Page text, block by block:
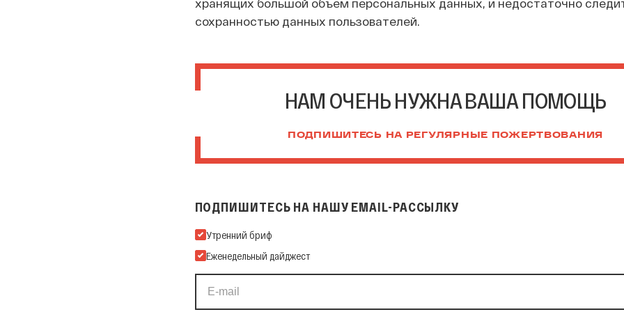
сохранностью данных пользователей.
НАМ ОЧЕНЬ НУЖНА ВАША ПОМОЩЬ
ПОДПИШИТЕСЬ НА РЕГУЛЯРНЫЕ ПОЖЕРТВОВАНИЯ
ПОДПИШИТЕСЬ НА НАШУ EMAIL-РАССЫЛКУ
Подпишитесь на нашу Email-рассылку
Утренний бриф
Еженедельный дайджест